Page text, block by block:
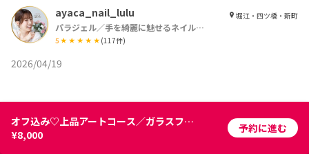
ayaca_nail_lulu
パラジェル／手を綺麗に魅せるネイルサロン Lulu【ルル】
5 (117件)
堀江・四ツ橋・新町
2026/04/19
オフ込み♡上品アートコース／ガラスフレンチ
¥8,000
予約に進む